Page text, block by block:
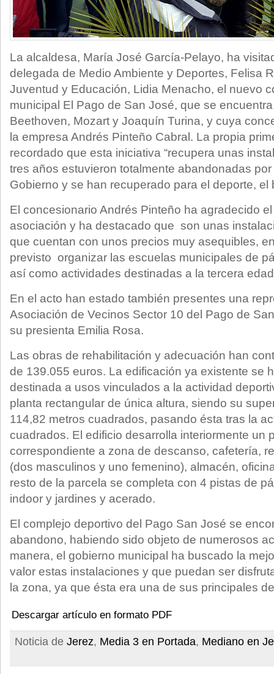
La alcaldesa, María José García-Pelayo, ha
delegada de Medio Ambiente y Deportes, Felisa
Juventud y Educación, Lidia Menacho, el nuevo
municipal El Pago de San José, que se
Beethoven, Mozart y Joaquín Turina, y cuya
la empresa Andrés Pinteño Cabral. La propia
recordado que esta iniciativa “recupera unas
tres años estuvieron totalmente abandonadas
Gobierno y se han recuperado para el deporte, el
El concesionario Andrés Pinteño ha agradecido
asociación y ha destacado que son unas
que cuentan con unos precios muy asequibles,
previsto organizar las escuelas municipales de
así como actividades destinadas a la tercera
En el acto han estado también presentes una
Asociación de Vecinos Sector 10 del Pago de
su presienta Emilia Rosa.
Las obras de rehabilitación y adecuación han
de 139.055 euros. La edificación ya existente se
destinada a usos vinculados a la actividad
planta rectangular de única altura, siendo su
114,82 metros cuadrados, pasando ésta tras la
cuadrados. El edificio desarrolla interiormente un
correspondiente a zona de descanso, cafetería,
(dos masculinos y uno femenino), almacén,
resto de la parcela se completa con 4 pistas de
indoor y jardines y acerado.
El complejo deportivo del Pago San José se
abandono, habiendo sido objeto de numerosos
manera, el gobierno municipal ha buscado la
valor estas instalaciones y que puedan ser
la zona, ya que ésta era una de sus principales
Descargar artículo en formato PDF
Noticia de Jerez, Media 3 en Portada, Mediano en